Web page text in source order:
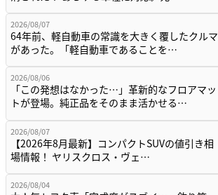
2026/08/07
64年前、軽自動車の常識を大きく覆したクルマ
があった。「軽自動車であることを…
2026/08/06
「この発想はなかった…」革新的なフロアマッ
トが登場。純正品をそのまま活かせる…
2026/08/07
【2026年8月最新】コンパクトSUVの値引き相
場情報！ ヤリスクロス・ヴェ…
2026/08/04